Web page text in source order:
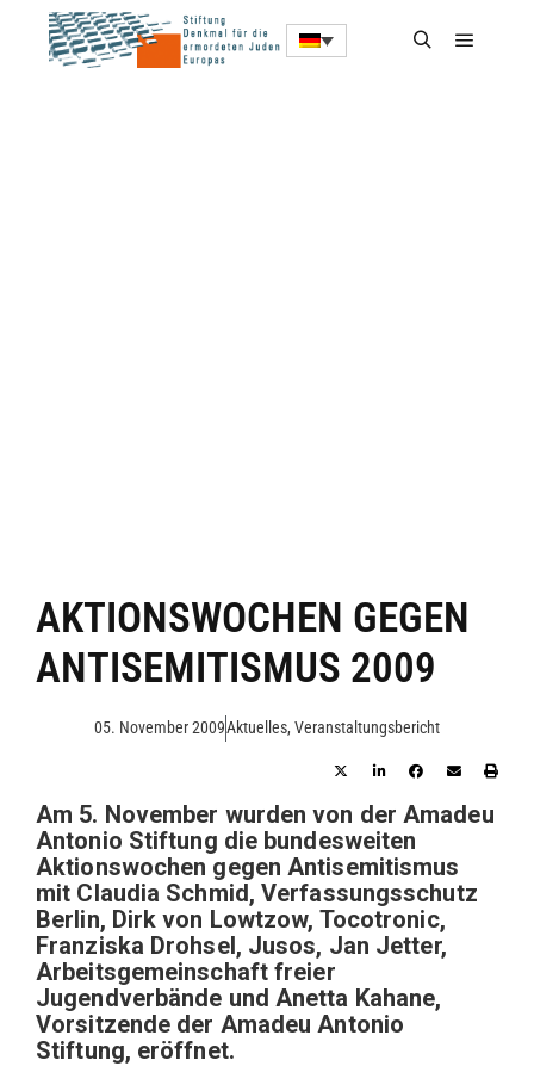
AKTIONSWOCHEN GEGEN
ANTISEMITISMUS 2009
05. November 2009Aktuelles, Veranstaltungsbericht
Am 5. November wurden von der Amadeu
Antonio Stiftung die bundesweiten
Aktionswochen gegen Antisemitismus
mit Claudia Schmid, Verfassungsschutz
Berlin, Dirk von Lowtzow, Tocotronic,
Franziska Drohsel, Jusos, Jan Jetter,
Arbeitsgemeinschaft freier
Jugendverbände und Anetta Kahane,
Vorsitzende der Amadeu Antonio
Stiftung, eröffnet.